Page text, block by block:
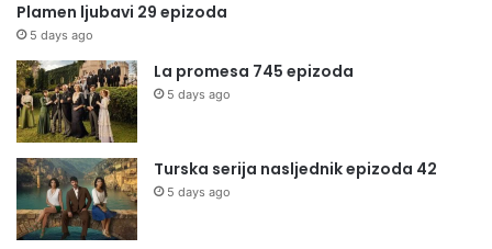
Plamen ljubavi 29 epizoda
5 days ago
La promesa 745 epizoda
5 days ago
Turska serija nasljednik epizoda 42
5 days ago